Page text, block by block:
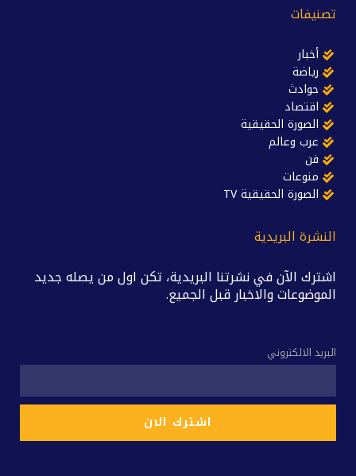
تصنيفات
أخبار
رياضة
حوادث
اقتصاد
الصورة الحقيقية
عرب وعالم
فن
منوعات
الصورة الحقيقية TV
النشرة البريدية
اشترك الآن في نشرتنا البريدية، تكن اول من يصله جديد
الموضوعات والاخبار قبل الجميع.
البريد الالكتروني